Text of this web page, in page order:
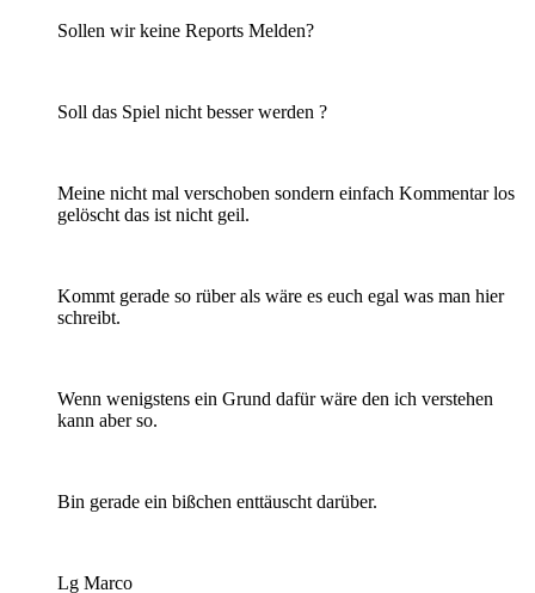
Sollen wir keine Reports Melden?
Soll das Spiel nicht besser werden ?
Meine nicht mal verschoben sondern einfach Kommentar los
gelöscht das ist nicht geil.
Kommt gerade so rüber als wäre es euch egal was man hier
schreibt.
Wenn wenigstens ein Grund dafür wäre den ich verstehen
kann aber so.
Bin gerade ein bißchen enttäuscht darüber.
Lg Marco